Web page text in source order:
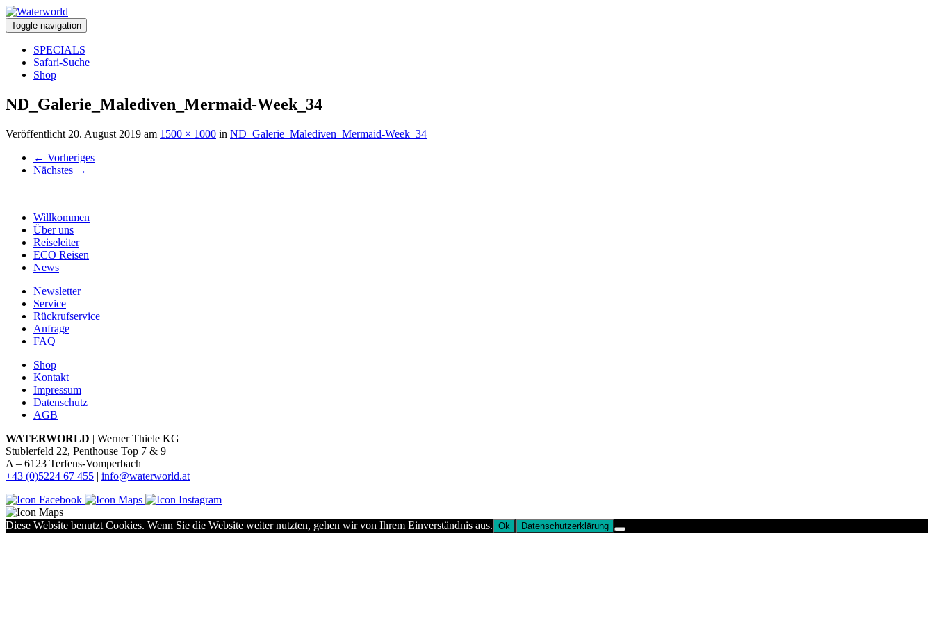
Toggle navigation
SPECIALS
Safari-Suche
Shop
ND_Galerie_Malediven_Mermaid-Week_34
Veröffentlicht 20. August 2019 am 1500 × 1000 in ND_Galerie_Malediven_Mermaid-Week_34
← Vorheriges
Nächstes →
Willkommen
Über uns
Reiseleiter
ECO Reisen
News
Newsletter
Service
Rückrufservice
Anfrage
FAQ
Shop
Kontakt
Impressum
Datenschutz
AGB
WATERWORLD | Werner Thiele KG
Stublerfeld 22, Penthouse Top 7 & 9
A – 6123 Terfens-Vomperbach
+43 (0)5224 67 455 | info@waterworld.at
Diese Website benutzt Cookies. Wenn Sie die Website weiter nutzten, gehen wir von Ihrem Einverständnis aus. Ok Datenschutzerklärung